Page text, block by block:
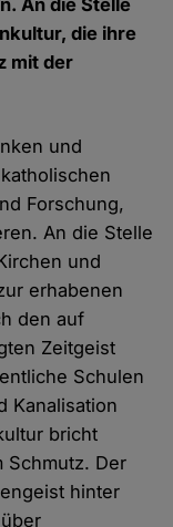
An die Stelle
die ihre
mit der
und
Forschung,
An die Stelle
und
erhabenen
den auf
Zeitgeist
Schulen
Kanalisation
bricht
Schmutz. Der
hinter